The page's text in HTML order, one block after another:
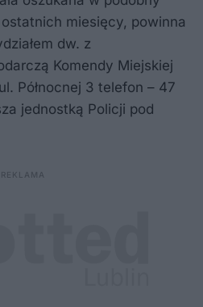
miesięcy, powinna
dw. z
Komendy Miejskiej
Północnej 3 telefon – 47
jednostką Policji pod